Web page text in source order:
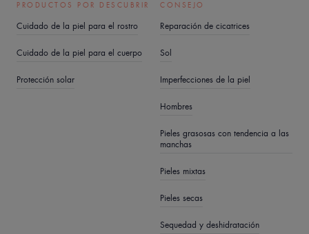
PRODUCTOS POR DESCUBRIR
Cuidado de la piel para el rostro
Cuidado de la piel para el cuerpo
Protección solar
CONSEJO
Reparación de cicatrices
Sol
Imperfecciones de la piel
Hombres
Pieles grasosas con tendencia a las
manchas
Pieles mixtas
Pieles secas
Sequedad y deshidratación